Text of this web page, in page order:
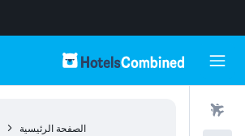
الصفحة الرئيسية